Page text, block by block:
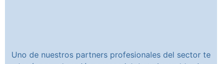
Uno de nuestros partners profesionales del sector te